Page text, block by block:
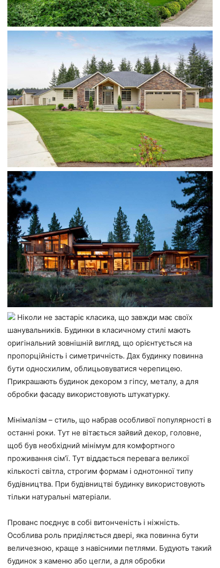
Ніколи не застаріє класика, що завжди має своїх
шанувальників. Будинки в класичному стилі мають
оригінальний зовнішній вигляд, що орієнтується на
пропорційність і симетричність. Дах будинку повинна
бути односхилим, облицьовуватися черепицею.
Прикрашають будинок декором з гіпсу, металу, а для
обробки фасаду використовують штукатурку.
Мінімалізм – стиль, що набрав особливої популярності в
останні роки. Тут не вітається зайвий декор, головне,
щоб був необхідний мінімум для комфортного
проживання сім’ї. Тут віддається перевага великої
кількості світла, строгим формам і однотонної типу
будівництва. При будівництві будинку використовують
тільки натуральні матеріали.
Прованс поєднує в собі витонченість і ніжність.
Особлива роль приділяється двері, яка повинна бути
величезною, краще з навісними петлями. Будують такий
будинок з каменю або цегли, а для обробки